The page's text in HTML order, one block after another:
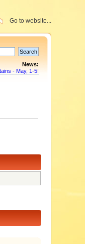
Go to website...
News:
- May, 1-5!